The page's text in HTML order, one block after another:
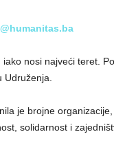
nosi najveći teret.
je brojne
solidarnost i